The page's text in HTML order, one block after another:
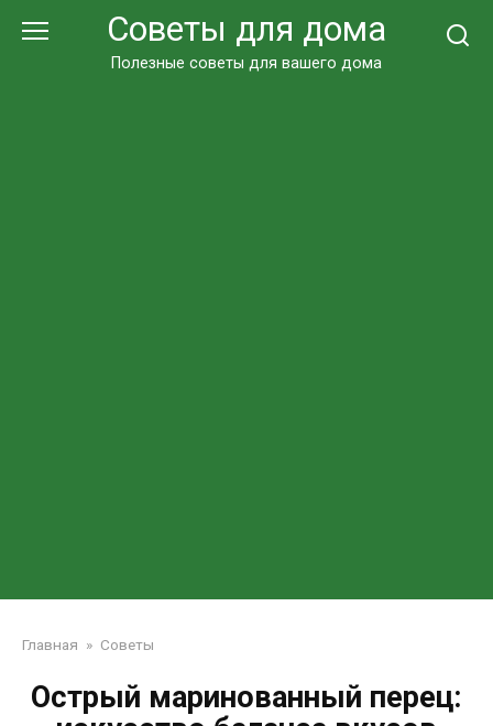
Советы для дома
Полезные советы для вашего дома
Главная » Советы
Острый маринованный перец: